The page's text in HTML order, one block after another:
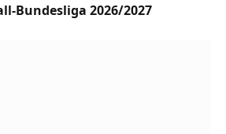
Bundesliga 2026/2027